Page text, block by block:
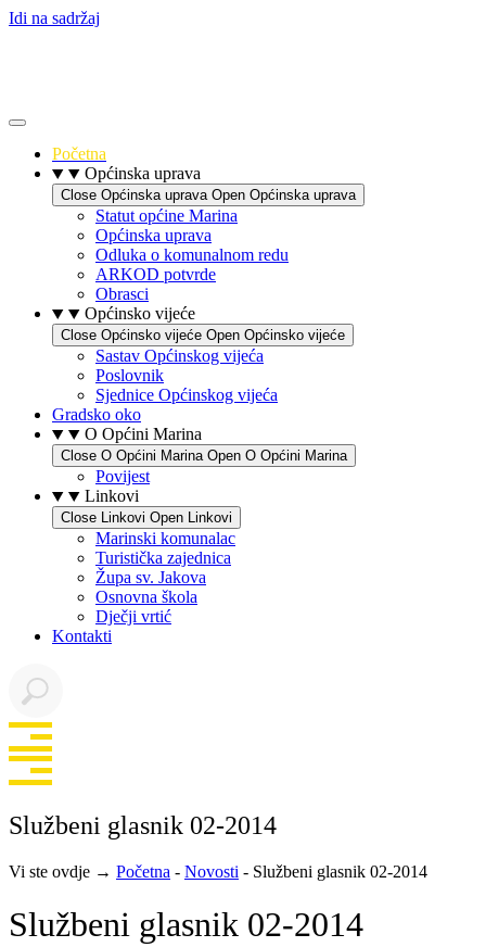
Idi na sadržaj
Početna
Općinska uprava
Close Općinska uprava Open Općinska uprava
Statut općine Marina
Općinska uprava
Odluka o komunalnom redu
ARKOD potvrde
Obrasci
Općinsko vijeće
Close Općinsko vijeće Open Općinsko vijeće
Sastav Općinskog vijeća
Poslovnik
Sjednice Općinskog vijeća
Gradsko oko
O Općini Marina
Close O Općini Marina Open O Općini Marina
Povijest
Linkovi
Close Linkovi Open Linkovi
Marinski komunalac
Turistička zajednica
Župa sv. Jakova
Osnovna škola
Dječji vrtić
Kontakti
Službeni glasnik 02-2014
Vi ste ovdje → Početna - Novosti - Službeni glasnik 02-2014
Službeni glasnik 02-2014